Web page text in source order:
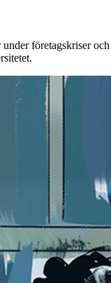
företagskriser